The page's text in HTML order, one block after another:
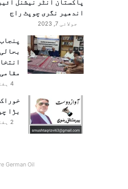
پاکستان انٹر نیشنل
اندھیر نگری چوپٹ راج
جولائی 7, 2023
4 ہفتے ago
بڑا
2 ہفتے ago
German Oil